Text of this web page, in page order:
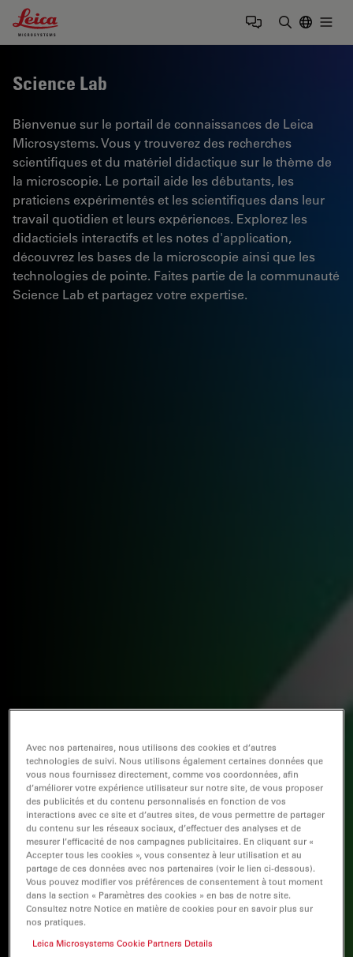
Leica Microsystems Logo
Science Lab
Bienvenue sur le portail de connaissances de Leica
Microsystems. Vous y trouverez des recherches
scientifiques et du matériel didactique sur le thème de
la microscopie. Le portail aide les débutants, les
praticiens expérimentés et les scientifiques dans leur
travail quotidien et leurs expériences. Explorez les
didacticiels interactifs et les notes d'application,
découvrez les bases de la microscopie ainsi que les
technologies de pointe. Faites partie de la communauté
Science Lab et partagez votre expertise.
Avec nos partenaires, nous utilisons des cookies et d’autres
technologies de suivi. Nous utilisons également certaines données que
vous nous fournissez directement, comme vos coordonnées, afin
d’améliorer votre expérience utilisateur sur notre site, de vous proposer
des publicités et du contenu personnalisés en fonction de vos
interactions avec ce site et d’autres sites, de vous permettre de partager
du contenu sur les réseaux sociaux, d’effectuer des analyses et de
mesurer l’efficacité de nos campagnes publicitaires. En cliquant sur «
Accepter tous les cookies », vous consentez à leur utilisation et au
partage de ces données avec nos partenaires (voir le lien ci-dessous).
Vous pouvez modifier vos préférences de consentement à tout moment
dans la section « Paramètres des cookies » en bas de notre site.
Consultez notre Notice en matière de cookies pour en savoir plus sur
nos pratiques.
Leica Microsystems Cookie Partners Details